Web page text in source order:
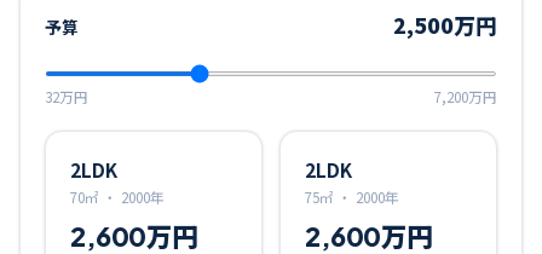
予算 2,500万円
32万円 7,200万円
2LDK
70㎡ ・ 2000年
2,600万円
2LDK
75㎡ ・ 2000年
2,600万円